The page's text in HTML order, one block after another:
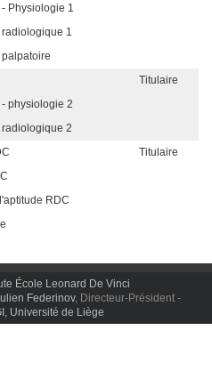
Physiologie 1
1
Titulaire
physiologie 2
2
Titulaire
RDC
École Leonard De Vinci
Federinov, Directeur-Président -
Université de Liège